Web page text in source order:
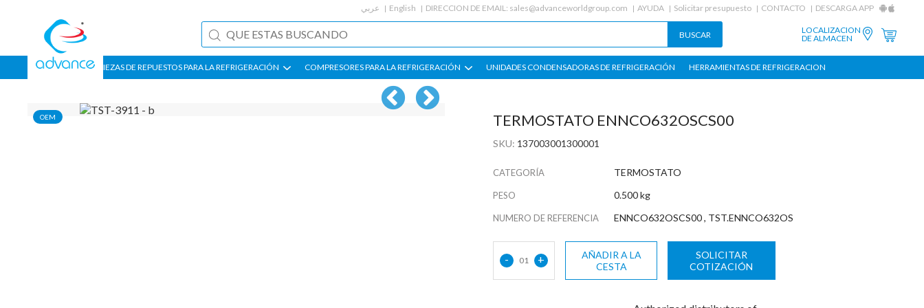
عربي English DIRECCION DE EMAIL: sales@advanceworldgroup.com AYUDA Solicitar presupuesto CONTACTO DESCARGA APP
LOCALIZACION
DE ALMACEN
PIEZAS DE REPUESTOS PARA LA REFRIGERACIÓN COMPRESORES PARA LA REFRIGERACIÓN UNIDADES CONDENSADORAS DE REFRIGERACIÓN HERRAMIENTAS DE REFRIGERACION
OEM TERMOSTATO ENNCO632OSCS00
SKU: 137003001300001
CATEGORÍA TERMOSTATO
PESO 0.500 kg
NUMERO DE REFERENCIA ENNCO632OSCS00 , TST.ENNCO632OS
- 01 +
AÑADIR A LA
CESTA
SOLICITAR
COTIZACIÓN